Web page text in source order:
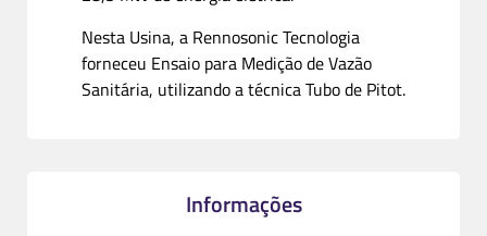
Nesta Usina, a Rennosonic Tecnologia
forneceu Ensaio para Medição de Vazão
Sanitária, utilizando a técnica Tubo de Pitot.
Informações